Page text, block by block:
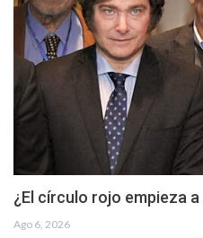
¿El círculo rojo empieza
Ago 6, 2026